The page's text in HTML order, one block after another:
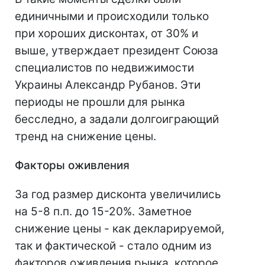
единичными и происходили только
при хороших дисконтах, от 30% и
выше, утверждает президент Союза
специалистов по недвижимости
Украины Александр Рубанов. Эти
периоды не прошли для рынка
бесследно, а задали долгоиграющий
тренд на снижение цены.
Факторы оживления
За год размер дисконта увеличились
на 5-8 п.п. до 15-20%. Заметное
снижение цены - как декларируемой,
так и фактической - стало одним из